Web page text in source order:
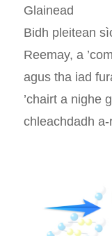
Glainead
Bidh pleitean
Reemay, a
agus tha iad
’chairt a nighe
chleachdadh a-